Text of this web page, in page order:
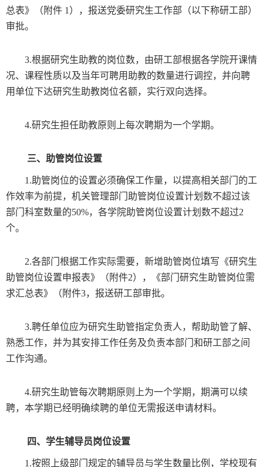
总表》（附件 1 ），报送党委研究生工作部（以下称研工部）
审批。
3.根据研究生助教的岗位数，由研工部根据各学院开课情
况、课程性质以及当年可聘用助教的数量进行调控，并向聘
用单位下达研究生助教岗位名额，实行双向选择。
4.研究生担任助教原则上每次聘期为一个学期。
三、助管岗位设置
1.助管岗位的设置必须确保工作量，以提高相关部门的工
作效率为前提，机关管理部门助管岗位设置计划数不超过该
部门科室数量的50%，各学院助管岗位设置计划数不超过2
个。
2.各部门根据工作实际需要，新增助管岗位填写《研究生
助管岗位设置申报表》（附件2），《部门研究生助管岗位需
求汇总表》（附件3，报送研工部审批。
3.聘任单位应为研究生助管指定负责人，帮助助管了解、
熟悉工作，并为其安排工作任务及负责本部门和研工部之间
工作沟通。
4.研究生助管每次聘期原则上为一个学期，期满可以续
聘，本学期已经明确续聘的单位无需报送申请材料。
四、学生辅导员岗位设置
1.按照上级部门规定的辅导员与学生数量比例，学校现有